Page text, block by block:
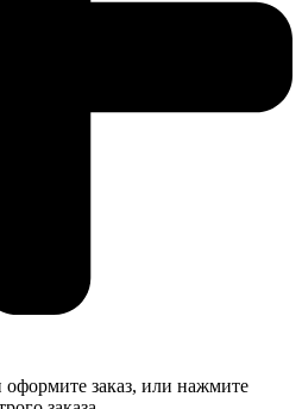
оформите заказ, или нажмите